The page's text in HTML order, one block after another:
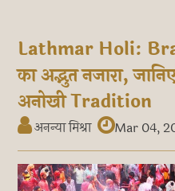
Lathmar Holi:
का अद्भुत नजारा,
अनोखी Tradition
अनन्या मिश्रा Mar 04,